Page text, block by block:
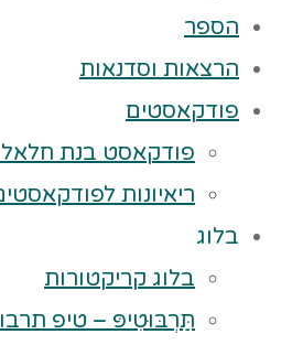
הספר
הרצאות וסדנאות
פודקאסטים
פודקאסט בנת חלאל
ריאיונות
בלוג
בלוג קריקטורות
תַּרְבּוּטִיפּ – טיפ